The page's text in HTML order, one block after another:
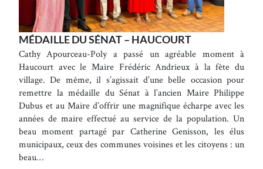
MÉDAILLE DU SÉNAT – HAUCOURT
Cathy Apourceau-Poly a passé un agréable moment à
Haucourt avec le Maire Frédéric Andrieux à la fête du
village. De même, il s’agissait d’une belle occasion pour
remettre la médaille du Sénat à l’ancien Maire Philippe
Dubus et au Maire d’offrir une magnifique écharpe avec les
années de maire effectué au service de la population. Un
beau moment partagé par Catherine Genisson, les élus
municipaux, ceux des communes voisines et les citoyens : un
beau…